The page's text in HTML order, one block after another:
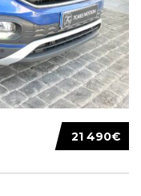
21 490€